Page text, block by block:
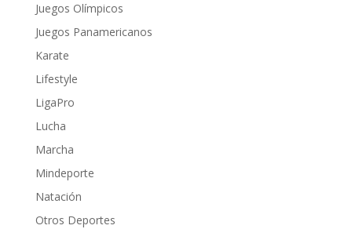
Juegos Olímpicos
Juegos Panamericanos
Karate
Lifestyle
LigaPro
Lucha
Marcha
Mindeporte
Natación
Otros Deportes